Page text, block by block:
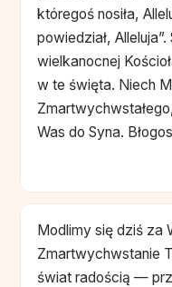
któregoś nosiła,
powiedział,
wielkanocnej
w te święta. Niech
Was do Syna.
Modlimy się dziś za
Zmartwychwstanie
świat radością —